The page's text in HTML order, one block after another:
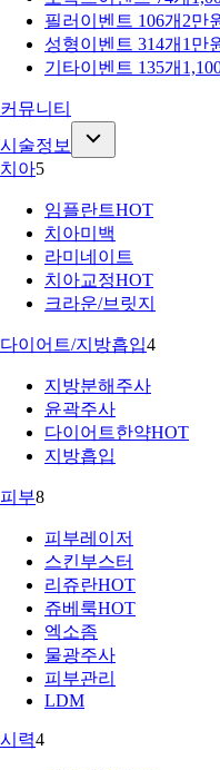
필러 이벤트 106개 2만
성형이벤트 314개 1만
기타이벤트 135개
커뮤니티
시술정보
치아5
임플란트HOT
치아미백
라미네이트
치아교정HOT
크라운/브릿지
다이어트/지방흡입4
지방분해주사
윤곽주사
다이어트한약HOT
지방흡입
피부8
피부레이저
스킨부스터
리쥬란HOT
쥬베룩HOT
엑소좀
물광주사
피부관리
LDM
시력4